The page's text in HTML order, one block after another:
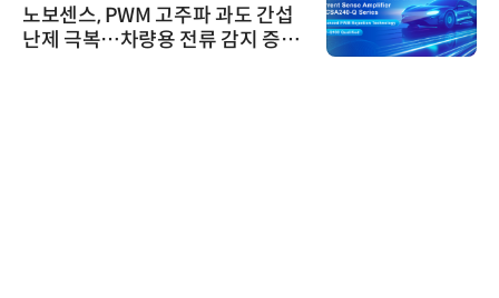
노보센스, PWM 고주파 과도 간섭
난제 극복…차량용 전류 감지 증폭